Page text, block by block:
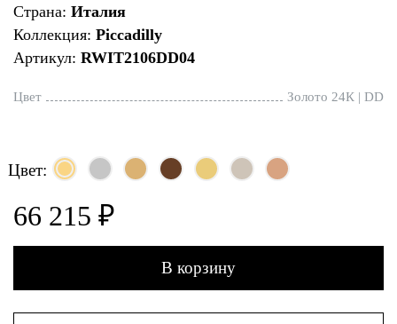
Страна: Италия
Коллекция: Piccadilly
Артикул: RWIT2106DD04
Цвет Золото 24К | DD
Цвет:
66 215 ₽
В корзину